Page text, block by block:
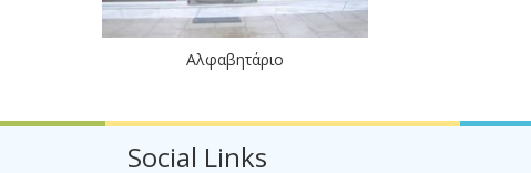
Αλφαβητάριο
Social Links